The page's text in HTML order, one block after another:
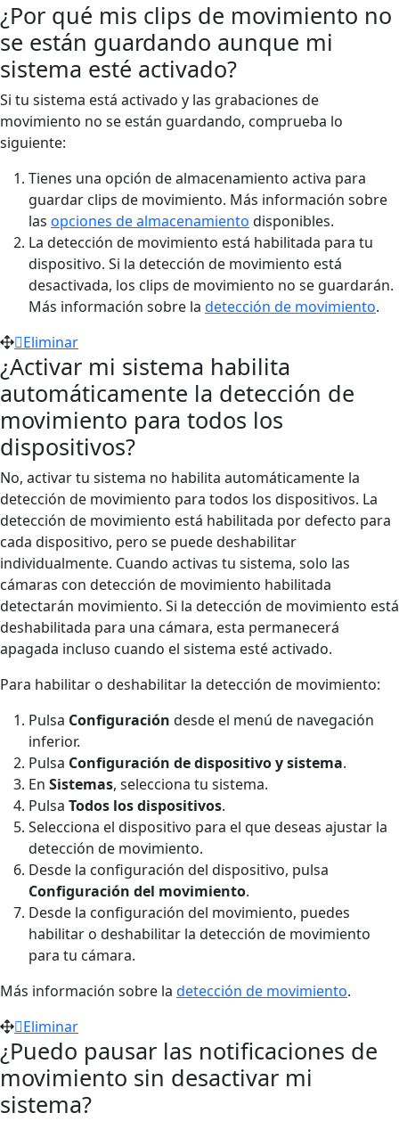
¿Por qué mis clips de movimiento no
se están guardando aunque mi
sistema esté activado?
Si tu sistema está activado y las grabaciones de
movimiento no se están guardando, comprueba lo
siguiente:
Tienes una opción de almacenamiento activa para
guardar clips de movimiento. Más información sobre
las opciones de almacenamiento disponibles.
La detección de movimiento está habilitada para tu
dispositivo. Si la detección de movimiento está
desactivada, los clips de movimiento no se guardarán.
Más información sobre la detección de movimiento.
Eliminar
¿Activar mi sistema habilita
automáticamente la detección de
movimiento para todos los
dispositivos?
No, activar tu sistema no habilita automáticamente la
detección de movimiento para todos los dispositivos. La
detección de movimiento está habilitada por defecto para
cada dispositivo, pero se puede deshabilitar
individualmente. Cuando activas tu sistema, solo las
cámaras con detección de movimiento habilitada
detectarán movimiento. Si la detección de movimiento está
deshabilitada para una cámara, esta permanecerá
apagada incluso cuando el sistema esté activado.
Para habilitar o deshabilitar la detección de movimiento:
Pulsa Configuración desde el menú de navegación
inferior.
Pulsa Configuración de dispositivo y sistema.
En Sistemas, selecciona tu sistema.
Pulsa Todos los dispositivos.
Selecciona el dispositivo para el que deseas ajustar la
detección de movimiento.
Desde la configuración del dispositivo, pulsa
Configuración del movimiento.
Desde la configuración del movimiento, puedes
habilitar o deshabilitar la detección de movimiento
para tu cámara.
Más información sobre la detección de movimiento.
Eliminar
¿Puedo pausar las notificaciones de
movimiento sin desactivar mi
sistema?